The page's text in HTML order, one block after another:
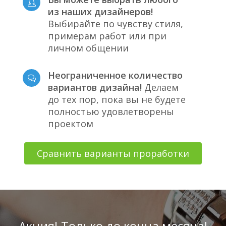
из наших дизайнеров!
Выбирайте по чувству стиля,
примерам работ или при
личном общении
Неограниченное количество
вариантов дизайна! Делаем
до тех пор, пока вы не будете
полностью удовлетворены
проектом
Сравнить варианты проработки